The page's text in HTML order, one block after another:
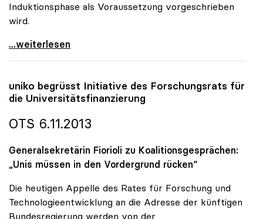
Induktionsphase als Voraussetzung vorgeschrieben
wird.
Ministerratsbeschluss zu Lehrerdienstrecht lässt
...weiterlesen
uniko begrüsst Initiative des Forschungsrats für
die Universitätsfinanzierung
OTS 6.11.2013
Generalsekretärin Fiorioli zu Koalitionsgesprächen:
„Unis müssen in den Vordergrund rücken“
Die heutigen Appelle des Rates für Forschung und
Technologieentwicklung an die Adresse der künftigen
Bundesregierung werden von der